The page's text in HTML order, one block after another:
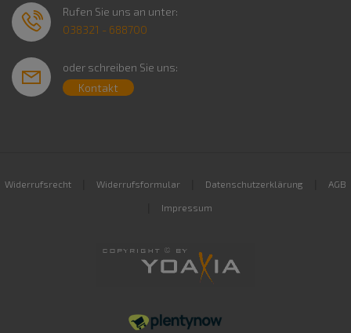
Rufen Sie uns an unter:
038321 - 688700
oder schreiben Sie uns:
Kontakt
Widerrufsrecht Widerrufsformular Datenschutzerklärung AGB
Impressum